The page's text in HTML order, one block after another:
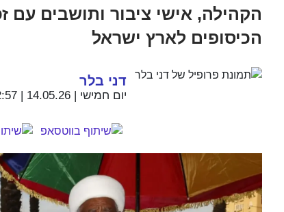
הקהילה, אישי ציבור ותושבים עם
הכיסופים לארץ ישראל
דני בלר
יום חמישי | 14.05.26 | 12:57